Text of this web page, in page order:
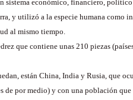
sistema económico, financiero,
y utilizó a la especie humana como
al mismo tiempo.
que contiene unas 210 piezas
están China, India y Rusia, que
de por medio) y con una población que